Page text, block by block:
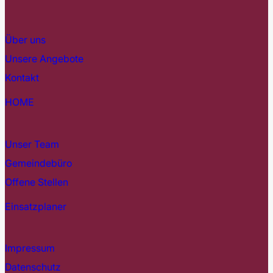
Über uns
Unsere Angebote
Kontakt
HOME
Unser Team
Gemeindebüro
Offene Stellen
Einsatzplaner
Impressum
Datenschutz